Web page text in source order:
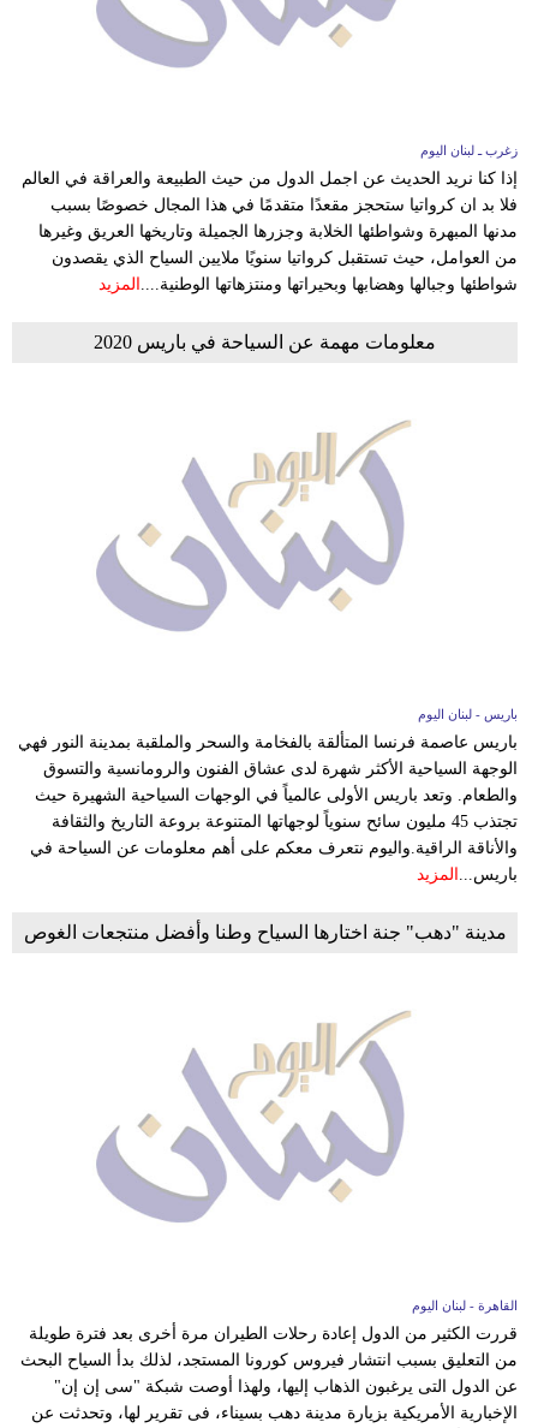
زغرب ـ لبنان اليوم
إذا كنا نريد الحديث عن اجمل الدول من حيث الطبيعة والعراقة في العالم
فلا بد ان كرواتيا ستحجز مقعدًا متقدمًا في هذا المجال خصوصًا بسبب
مدنها المبهرة وشواطئها الخلابة وجزرها الجميلة وتاريخها العريق وغيرها
من العوامل، حيث تستقبل كرواتيا سنويًا ملايين السياح الذي يقصدون
شواطئها وجبالها وهضابها وبحيراتها ومنتزهاتها الوطنية.... المزيد
معلومات مهمة عن السياحة في باريس 2020
باريس - لبنان اليوم
باريس عاصمة فرنسا المتألقة بالفخامة والسحر والملقبة بمدينة النور فهي
الوجهة السياحية الأكثر شهرة لدى عشاق الفنون والرومانسية والتسوق
والطعام. وتعد باريس الأولى عالمياً في الوجهات السياحية الشهيرة حيث
تجتذب 45 مليون سائح سنوياً لوجهاتها المتنوعة بروعة التاريخ والثقافة
والأناقة الراقية.واليوم نتعرف معكم على أهم معلومات عن السياحة في
باريس... المزيد
مدينة "دهب" جنة اختارها السياح وطنا وأفضل منتجعات الغوص
القاهرة - لبنان اليوم
قررت الكثير من الدول إعادة رحلات الطيران مرة أخرى بعد فترة طويلة
من التعليق بسبب انتشار فيروس كورونا المستجد، لذلك بدأ السياح البحث
عن الدول التى يرغبون الذهاب إليها، ولهذا أوصت شبكة "سى إن إن"
الإخبارية الأمريكية بزيارة مدينة دهب بسيناء، فى تقرير لها، وتحدثت عن